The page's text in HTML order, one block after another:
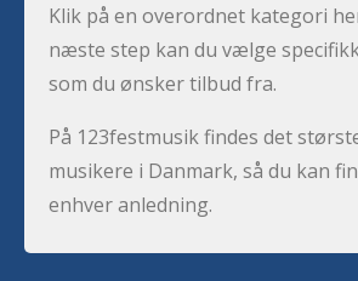
Klik på en overordnet kategori
næste step kan du vælge
som du ønsker tilbud fra.
På 123festmusik findes det
musikere i Danmark, så du kan
enhver anledning.